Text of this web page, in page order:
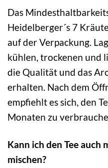
Das
Heidelberger´s 7
auf der Verpackung.
kühlen, trockenen und
die Qualität und das
erhalten. Nach dem
empfiehlt es sich, den
Monaten zu
Kann ich den Tee
mischen?